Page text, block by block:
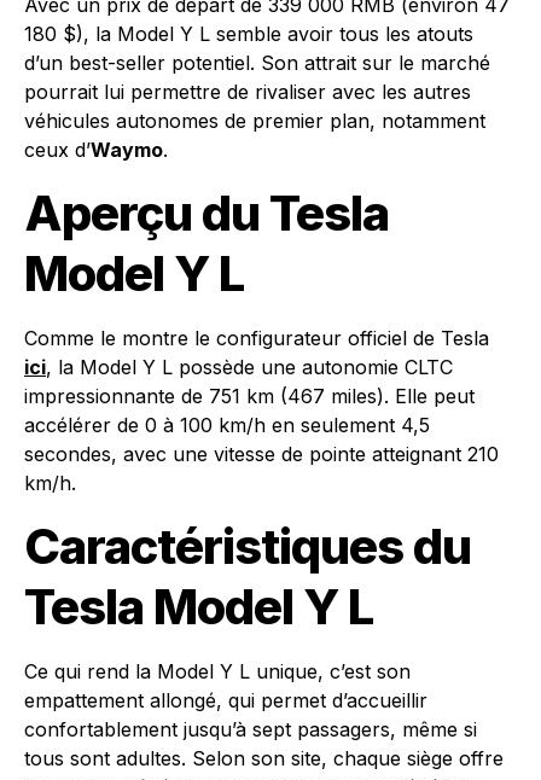
Avec un prix de départ de 339 000 RMB (environ 47
180 $), la Model Y L semble avoir tous les atouts
d’un best-seller potentiel. Son attrait sur le marché
pourrait lui permettre de rivaliser avec les autres
véhicules autonomes de premier plan, notamment
ceux d’Waymo.
Aperçu du Tesla
Model Y L
Comme le montre le configurateur officiel de Tesla
ici, la Model Y L possède une autonomie CLTC
impressionnante de 751 km (467 miles). Elle peut
accélérer de 0 à 100 km/h en seulement 4,5
secondes, avec une vitesse de pointe atteignant 210
km/h.
Caractéristiques du
Tesla Model Y L
Ce qui rend la Model Y L unique, c’est son
empattement allongé, qui permet d’accueillir
confortablement jusqu’à sept passagers, même si
tous sont adultes. Selon son site, chaque siège offre